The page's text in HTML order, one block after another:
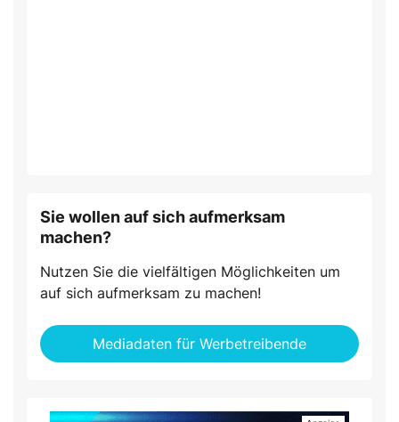
Sie wollen auf sich aufmerksam
machen?
Nutzen Sie die vielfältigen Möglichkeiten um
auf sich aufmerksam zu machen!
Mediadaten für Werbetreibende